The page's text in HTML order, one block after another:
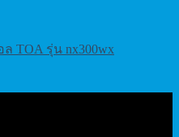
TOA รุ่น nx300wx